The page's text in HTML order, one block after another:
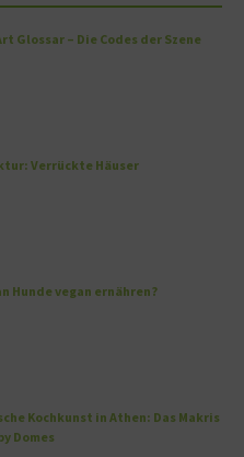
Glossar – Die Codes der Szene
Verrückte Häuser
Hunde vegan ernähren?
Kochkunst in Athen: Das Makris
Domes